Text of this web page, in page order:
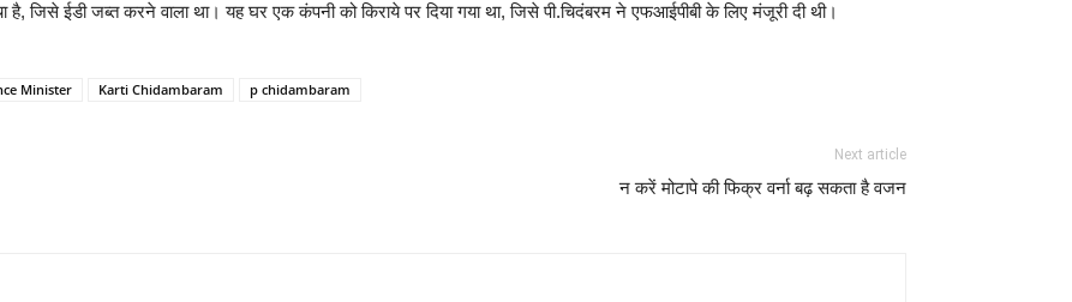
है, जिसे ईडी जब्त करने वाला था। यह घर एक कंपनी को किराये पर दिया गया था, जिसे पी.चिदंबरम ने एफआईपीबी के लिए मंजूरी दी थी।
Minister Karti Chidambaram p chidambaram
Next article
न करें मोटापे की फिक्र वर्ना बढ़ सकता है वजन